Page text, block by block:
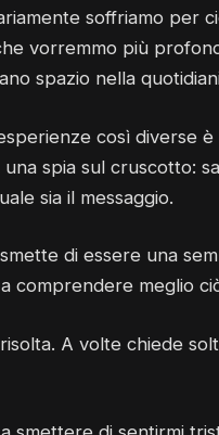
soffriamo per
vorremmo più
spazio nella
così diverse
spia sul cruscotto:
sia il messaggio.
di essere una
comprendere meglio
A volte chiede